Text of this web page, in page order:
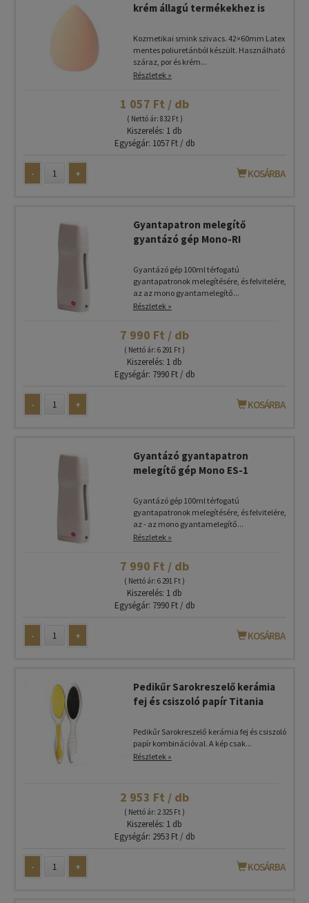
krém állagú termékekhez is
Kozmetikai smink szivacs. 42×60mm Latex
mentes poliuretánból készült. Használható
száraz, por és krém...
Részletek »
1 057 Ft / db
( Nettó ár: 832 Ft )
Kiszerelés: 1 db
Egységár: 1057 Ft / db
- + KOSÁRBA
Gyantapatron melegítő
gyantázó gép Mono-RI
Gyantázó gép 100ml térfogatú
gyantapatronok melegítésére, és felvitelére,
az az mono gyantamelegítő...
Részletek »
7 990 Ft / db
( Nettó ár: 6 291 Ft )
Kiszerelés: 1 db
Egységár: 7990 Ft / db
- + KOSÁRBA
Gyantázó gyantapatron
melegítő gép Mono ES-1
Gyantázó gép 100ml térfogatú
gyantapatronok melegítésére, és felvitelére,
az - az mono gyantamelegítő...
Részletek »
7 990 Ft / db
( Nettó ár: 6 291 Ft )
Kiszerelés: 1 db
Egységár: 7990 Ft / db
- + KOSÁRBA
Pedikűr Sarokreszelő kerámia
fej és csiszoló papír Titania
Pedikűr Sarokreszelő kerámia fej és csiszoló
papír kombinációval. A kép csak...
Részletek »
2 953 Ft / db
( Nettó ár: 2 325 Ft )
Kiszerelés: 1 db
Egységár: 2953 Ft / db
- + KOSÁRBA